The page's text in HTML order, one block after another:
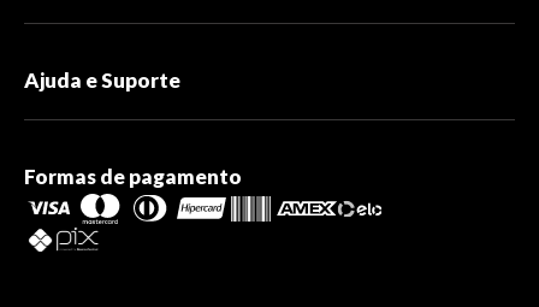
Ajuda e Suporte
Formas de pagamento